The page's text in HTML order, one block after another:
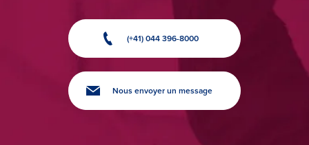
(+41) 044 396-8000
Nous envoyer un message